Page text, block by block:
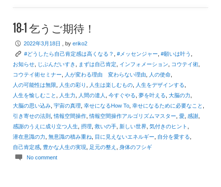
18-1 乞うご期待！
P 2022年3月18日 , by eriko2
K #どうしたら自己肯定感は高くなる？ #メッセンジャー #願いは叶う
お知らせ
じぶんだいすき まずは自己肯定 インフォメーション コウテイ術
コウテイ術セミナー
人が変わる理由 変わらない理由 人の使命
人の可能性は無限
人生の彩り 人生は楽しむもの 人生をデザインする
人生を愉しむこと
人生力 人間の達人 今すぐやる 夢を叶える 大脳の力
大脳の思い込み 宇宙の真理 幸せになるHow To 幸せになるために必要なこと
引き寄せの法則 ,情報空間操作 ,情報空間操作アルゴリズムマスター 愛 感謝
感謝のうえに成り立つ人生 摂理 救いの手 新しい世界 気付きのヒント
潜在意識の力 無意識の積み重ね 目に見えないエネルギー 自分を愛する
自己肯定感 豊かな人生の実現 足元の整え 身体のフシギ
c No comment